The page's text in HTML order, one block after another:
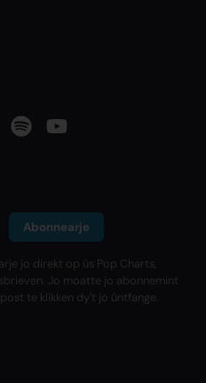
Abonnearje
jo direkt op ús Pop Charts,
Jo moatte jo abonnemint
te klikken dy't jo ûntfange.